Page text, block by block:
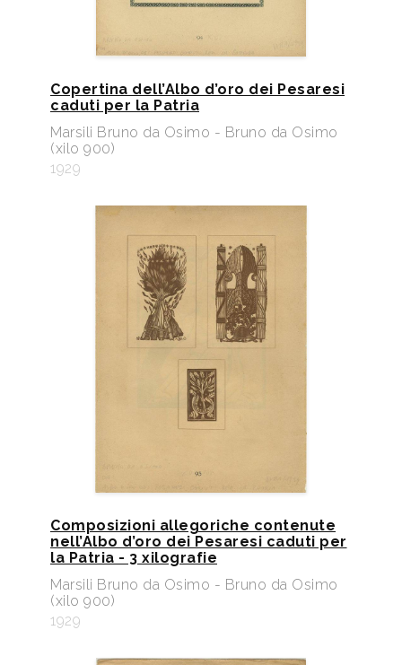
Copertina dell’Albo d’oro dei Pesaresi
caduti per la Patria
Marsili Bruno da Osimo - Bruno da Osimo
(xilo 900)
1929
Composizioni allegoriche contenute
nell’Albo d’oro dei Pesaresi caduti per
la Patria - 3 xilografie
Marsili Bruno da Osimo - Bruno da Osimo
(xilo 900)
1929